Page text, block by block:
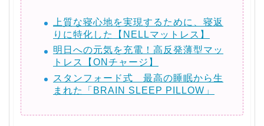
上質な寝心地を実現するために、寝返
りに特化した【NELLマットレス】
明日への元気を充電！高反発薄型マッ
トレス【ONチャージ】
スタンフォード式 最高の睡眠から生
まれた「BRAIN SLEEP PILLOW」